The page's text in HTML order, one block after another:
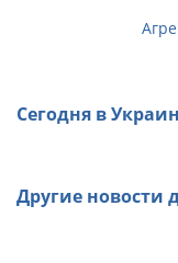
Сегодня в
Другие новости